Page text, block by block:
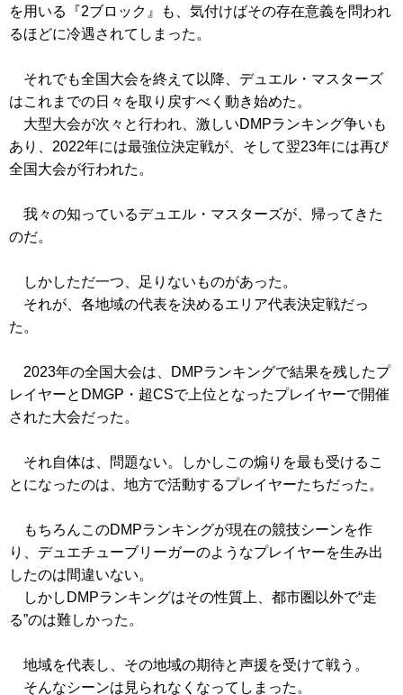
を用いる『2ブロック』も、気付けばその存在意義を問われ
るほどに冷遇されてしまった。
それでも全国大会を終えて以降、デュエル・マスターズ
はこれまでの日々を取り戻すべく動き始めた。
大型大会が次々と行われ、激しいDMPランキング争いも
あり、2022年には最強位決定戦が、そして翌23年には再び
全国大会が行われた。
我々の知っているデュエル・マスターズが、帰ってきた
のだ。
しかしただ一つ、足りないものがあった。
それが、各地域の代表を決めるエリア代表決定戦だっ
た。
2023年の全国大会は、DMPランキングで結果を残したプ
レイヤーとDMGP・超CSで上位となったプレイヤーで開催
された大会だった。
それ自体は、問題ない。しかしこの煽りを最も受けるこ
とになったのは、地方で活動するプレイヤーたちだった。
もちろんこのDMPランキングが現在の競技シーンを作
り、デュエチューブリーガーのようなプレイヤーを生み出
したのは間違いない。
しかしDMPランキングはその性質上、都市圏以外で“走
る”のは難しかった。
地域を代表し、その地域の期待と声援を受けて戦う。
そんなシーンは見られなくなってしまった。